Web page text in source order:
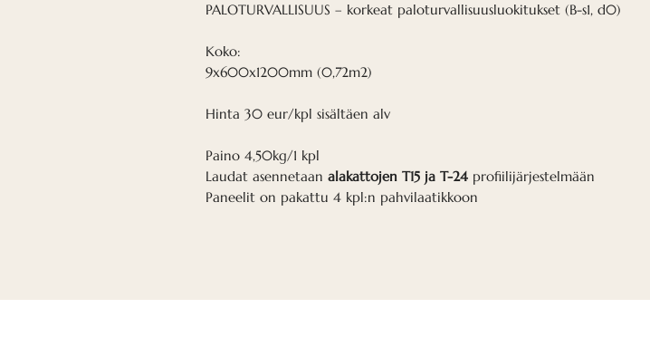
PALOTURVALLISUUS – korkeat paloturvallisuusluokitukset (B-s1, d0)
Koko:
9x600x1200mm (0,72m2)
Hinta 30 eur/kpl sisältäen alv
Paino 4,50kg/1 kpl
Laudat asennetaan alakattojen T15 ja T-24 profiilijärjestelmään
Paneelit on pakattu 4 kpl:n pahvilaatikkoon